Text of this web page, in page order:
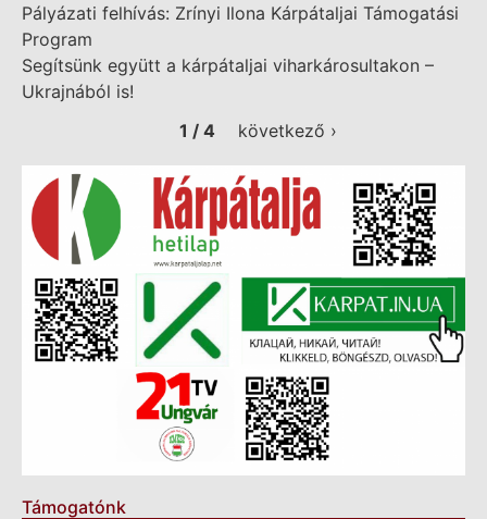
Pályázati felhívás: Zrínyi Ilona Kárpátaljai Támogatási
Program
Segítsünk együtt a kárpátaljai viharkárosultakon –
Ukrajnából is!
1 / 4
következő ›
Támogatónk